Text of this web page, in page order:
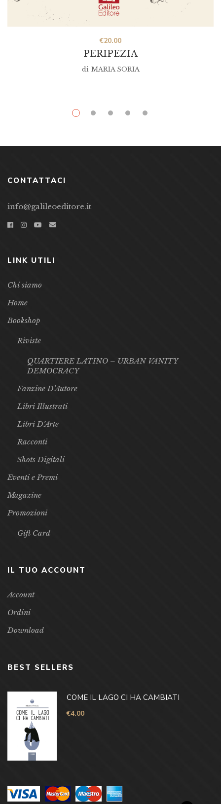
PERIPEZIA
€20.00
di MARIA SORIA
CONTATTACI
info@galileoeditore.it
LINK UTILI
Chi siamo
Home
Bookshop
Riviste
QUARTIERE LATINO – URBAN VANITY
DEMOCRACY
Fanzine D’Autore
Libri Illustrati
Libri D’Arte
Racconti
Shots Digitali
Eventi e Premi
Magazine
Promozioni
Gift Card
IL TUO ACCOUNT
Account
Ordini
Download
BEST SELLERS
COME IL LAGO CI HA CAMBIATI
€4.00